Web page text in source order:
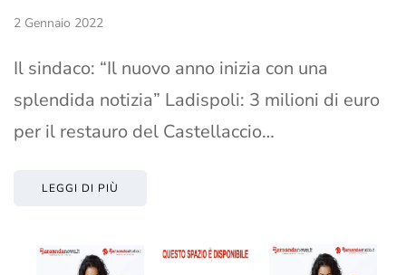
2 Gennaio 2022
Il sindaco: “Il nuovo anno inizia con una
splendida notizia” Ladispoli: 3 milioni di euro
per il restauro del Castellaccio…
LEGGI DI PIÙ